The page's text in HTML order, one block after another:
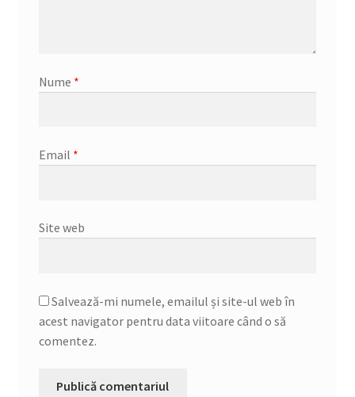
Nume *
Email *
Site web
Salvează-mi numele, emailul și site-ul web în
acest navigator pentru data viitoare când o să
comentez.